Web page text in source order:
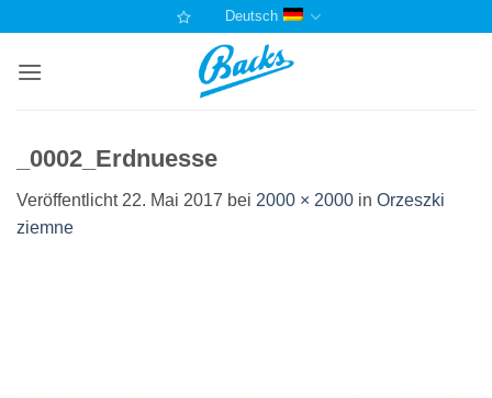
springen
Deutsch
_0002_Erdnuesse
Veröffentlicht 22. Mai 2017 bei 2000 × 2000 in Orzeszki
ziemne